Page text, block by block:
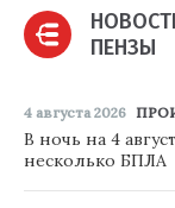
ПЕНЗЫ
4 августа 2026
В ночь на 4
несколько БПЛА